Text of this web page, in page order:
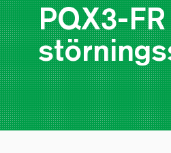
PQX3-